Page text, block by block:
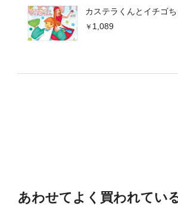
カステラくんとイチゴ
1,089
あわせてよく買われてい